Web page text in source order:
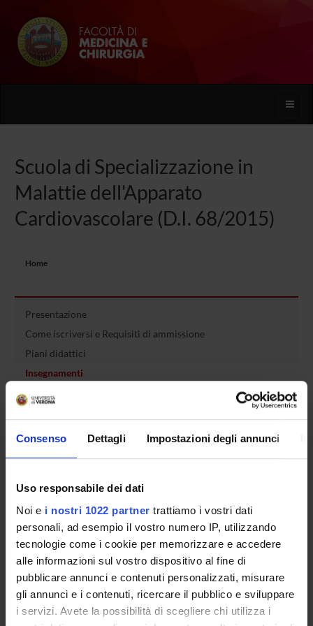
Consenso Dettagli Impostazioni degli annunci
Uso responsabile dei dati
Noi e i nostri 1022 partner trattiamo i vostri dati
personali, ad esempio il vostro numero IP, utilizzando
tecnologie come i cookie per memorizzare e accedere
alle informazioni sul vostro dispositivo al fine di
pubblicare annunci e contenuti personalizzati, misurare
gli annunci e i contenuti, ricercare il pubblico e sviluppare
i servizi. Avete la possibilità di scegliere chi utilizza i
Toggle
Scuola di Specializzazione in
Malattie dell'Apparato
Cardiovascolare (D.I. 68/2015)
Home
Presentazione
Come iscriversi e Requisiti di ammissione
Piani didattici
Insegnamenti
Bacheca avvisi
Servizio Studenti Internazionali
OFFERTA FORMATIVA
SEMESTRE FILTRO
CORSI DI LAUREA